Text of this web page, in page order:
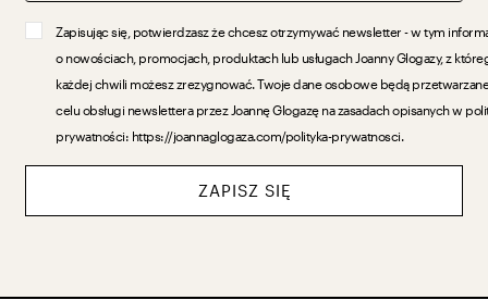
Zapisując się, potwierdzasz że chcesz otrzymywać newsletter - w tym
o nowościach, promocjach, produktach lub usługach Joanny Glogazy, z
każdej chwili możesz zrezygnować. Twoje dane osobowe będą
celu obsługi newslettera przez Joannę Glogazę na zasadach opisanych w
prywatności: https://joannaglogaza.com/polityka-prywatnosci.
ZAPISZ SIĘ